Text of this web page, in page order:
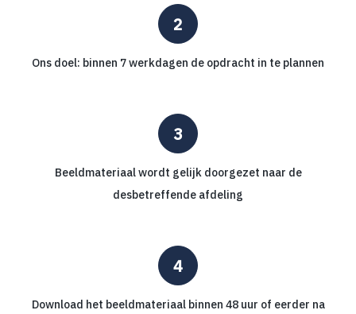
Ons doel: binnen 7 werkdagen de opdracht in te plannen
Beeldmateriaal wordt gelijk doorgezet naar de
desbetreffende afdeling
Download het beeldmateriaal binnen 48 uur of eerder na